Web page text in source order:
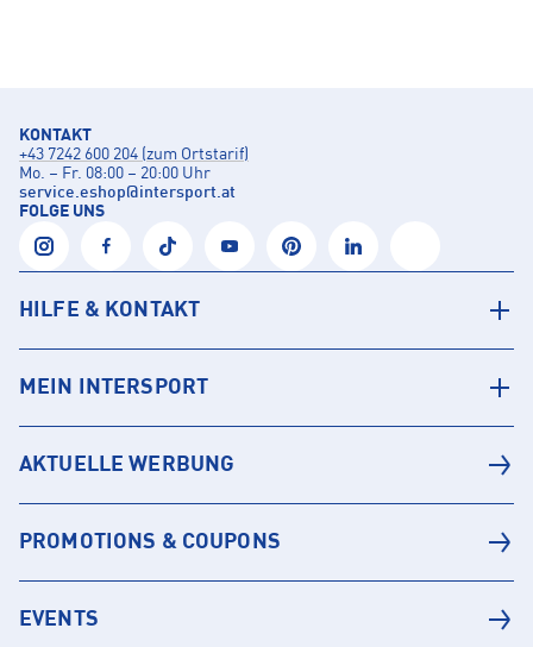
KONTAKT
+43 7242 600 204 (zum Ortstarif)
Mo. – Fr. 08:00 – 20:00 Uhr
service.eshop@intersport.at
FOLGE UNS
HILFE & KONTAKT
MEIN INTERSPORT
AKTUELLE WERBUNG
PROMOTIONS & COUPONS
EVENTS